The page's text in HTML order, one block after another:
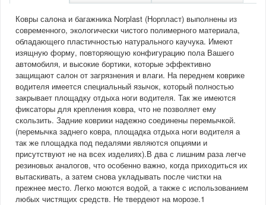
Ковры салона и багажника Norplast (Норпласт) выполнены из
современного, экологически чистого полимерного материала,
обладающего пластичностью натурального каучука. Имеют
изящную форму, повторяющую конфигурацию пола Вашего
автомобиля, и высокие бортики, которые эффективно
защищают салон от загрязнения и влаги. На переднем коврике
водителя имеется специальный язычок, который полностью
закрывает площадку отдыха ноги водителя. Так же имеются
фиксаторы для крепления ковра, что не позволяет ему
скользить. Задние коврики надежно соединены перемычкой.
(перемычка заднего ковра, площадка отдыха ноги водителя а
так же площадка под педалями являются опциями и
присутствуют не на всех изделиях).В два с лишним раза легче
резиновых аналогов, что особенно важно, когда приходиться их
вытаскивать, а затем снова укладывать после чистки на
прежнее место. Легко моются водой, а также с использованием
любых чистящих средств. Не твердеют на морозе.1